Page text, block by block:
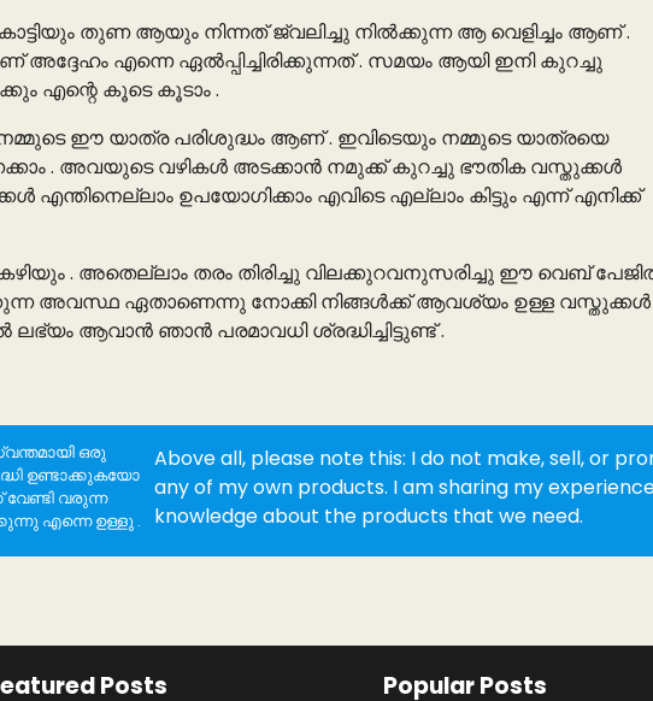
തുണ ആയും നിന്നത് ജ്വലിച്ചു നിൽക്കുന്ന ആ വെളിച്ചം ആണ് .
എന്നെ ഏൽപ്പിച്ചിരിക്കുന്നത് . സമയം ആയി ഇനി കുറച്ചു
എന്റെ കൂടെ കൂടാം .
ഈ യാത്ര പരിശുദ്ധം ആണ് . ഇവിടെയും നമ്മുടെ യാത്രയെ
. അവയുടെ വഴികൾ അടക്കാൻ നമുക്ക് കുറച്ചു ഭൗതിക വസ്തുക്കൾ
ഉപയോഗിക്കാം എവിടെ എല്ലാം കിട്ടും എന്ന് എനിക്ക്
. അതെല്ലാം തരം തിരിച്ചു വിലക്കുറവനുസരിച്ചു ഈ വെബ്
അവസ്ഥ ഏതാണെന്നു നോക്കി നിങ്ങൾക്ക് ആവശ്യം ഉള്ള വസ്തുക്കൾ
ആവാൻ ഞാൻ പരമാവധി ശ്രദ്ധിച്ചിട്ടുണ്ട് .
ഒരു
ഉണ്ടാക്കുകയോ
വരുന്ന
എന്നെ ഉള്ളു .
Above all, please note this: I do not make, sell, or
any of my own products. I am sharing my
knowledge about the products that we need.
Posts Popular Posts